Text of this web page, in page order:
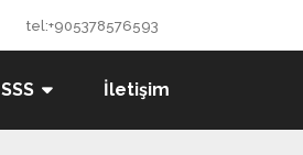
tel:+905378576593
SSS İletişim